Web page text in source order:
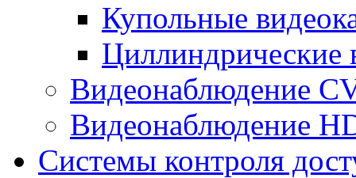
Купольные
Циллиндрические
Видеонаблюдение
Видеонаблюдение
Системы контроля